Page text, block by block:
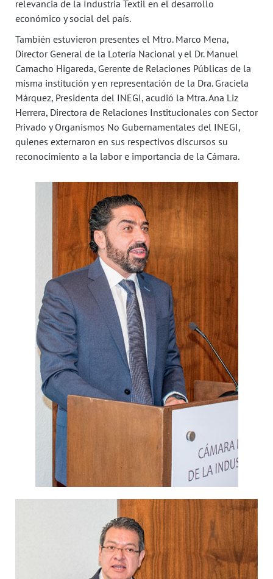
relevancia de la Industria Textil en el desarrollo
económico y social del país.
También estuvieron presentes el Mtro. Marco Mena,
Director General de la Lotería Nacional y el Dr. Manuel
Camacho Higareda, Gerente de Relaciones Públicas de la
misma institución y en representación de la Dra. Graciela
Márquez, Presidenta del INEGI, acudió la Mtra. Ana Liz
Herrera, Directora de Relaciones Institucionales con Sector
Privado y Organismos No Gubernamentales del INEGI,
quienes externaron en sus respectivos discursos su
reconocimiento a la labor e importancia de la Cámara.